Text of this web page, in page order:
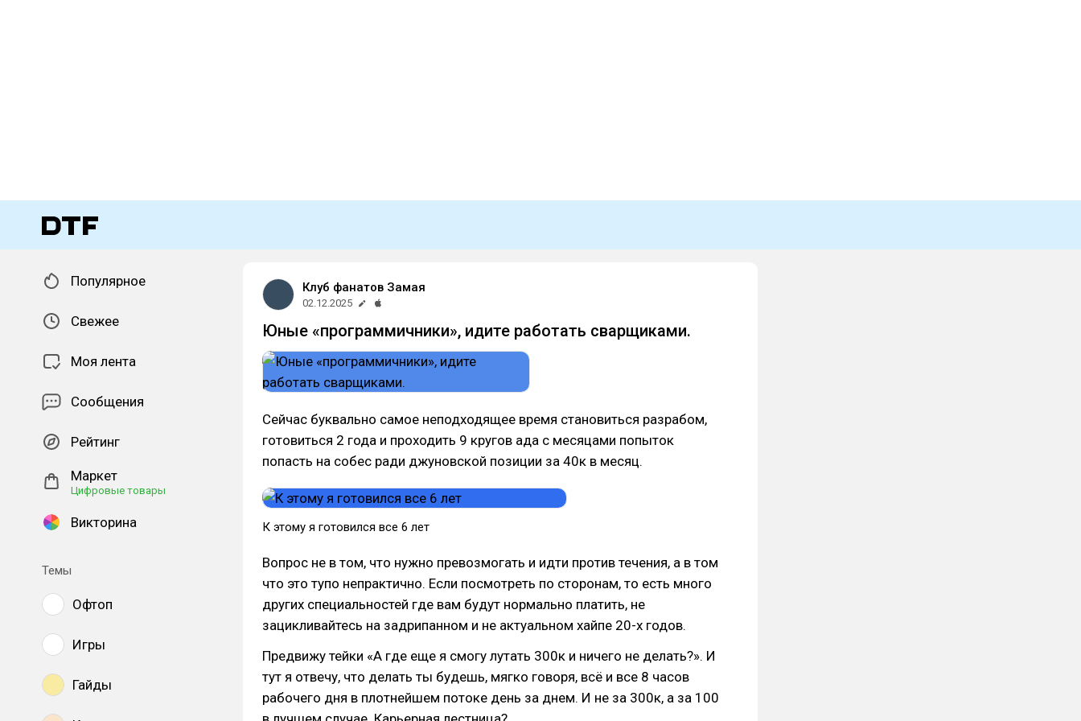
Популярное
Свежее
Моя лента
Сообщения
Рейтинг
Маркет
Цифровые товары
Викторина
Темы
Офтоп
Игры
Гайды
Клуб фанатов Замая
02.12.2025
Юные «программичники», идите работать сварщиками.
Сейчас буквально самое неподходящее время становиться разрабом,
готовиться 2 года и проходить 9 кругов ада с месяцами попыток
попасть на собес ради джуновской позиции за 40к в месяц.
К этому я готовился все 6 лет
Вопрос не в том, что нужно превозмогать и идти против течения, а в том
что это тупо непрактично. Если посмотреть по сторонам, то есть много
других специальностей где вам будут нормально платить, не
зацикливайтесь на задрипанном и не актуальном хайпе 20-х годов.
Предвижу тейки «А где еще я смогу лутать 300к и ничего не делать?». И
тут я отвечу, что делать ты будешь, мягко говоря, всё и все 8 часов
рабочего дня в плотнейшем потоке день за днем. И не за 300к, а за 100